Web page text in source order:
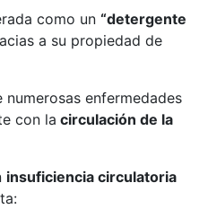
como un “detergente
a su propiedad de
enfermedades
con la circulación de la
insuficiencia circulatoria